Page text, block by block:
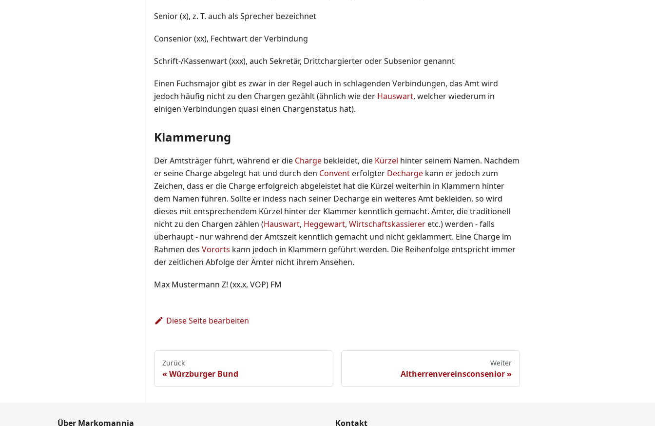
Senior (x), z. T. auch als Sprecher bezeichnet
Consenior (xx), Fechtwart der Verbindung
Schrift-/Kassenwart (xxx), auch Sekretär, Drittchargierter oder Subsenior genannt
Einen Fuchsmajor gibt es zwar in der Regel auch in schlagenden Verbindungen, das Amt wird
jedoch häufig nicht zu den Chargen gezählt (ähnlich wie der Hauswart, welcher wiederum in
einigen Verbindungen quasi einen Chargenstatus hat).
Klammerung
Der Amtsträger führt, während er die Charge bekleidet, die Kürzel hinter seinem Namen. Nachdem
er seine Charge abgelegt hat und durch den Conventerfolgter Decharge kann er jedoch zum
Zeichen, dass er die Charge erfolgreich abgeleistet hat die Kürzel weiterhin in Klammern hinter
dem Namen führen. Sollte er indess nach seiner Decharge ein weiteres Amt bekleiden, so wird
dieses mit entsprechendem Kürzel hinter der Klammer kenntlich gemacht. Ämter, die traditionell
nicht zu den Chargen zählen (Hauswart, Heggewart, Wirtschaftskassiereretc.) werden - falls
überhaupt - nur während der Amtszeit kenntlich gemacht und nicht geklammert. Eine Charge im
Rahmen des Vororts kann jedoch in Klammern geführt werden. Die Reihenfolge entspricht immer
der zeitlichen Abfolge der Ämter nicht ihrem Ansehen.
Max Mustermann Z! (xx,x, VOP) FM
Diese Seite bearbeiten
Zurück
Würzburger Bund
Weiter
Altherrenvereinsconsenior
Über Markomannia Kontakt